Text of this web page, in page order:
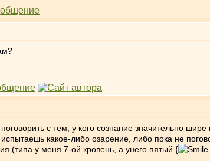
с тем, у кого сознание значительно шире
какое-либо озарение, либо пока не
(типа у меня 7-ой кровень, а унего пятый {